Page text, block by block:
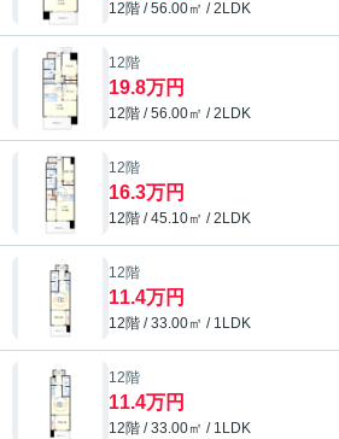
12階 / 56.00㎡ / 2LDK
12階
19.8万円
12階 / 56.00㎡ / 2LDK
12階
16.3万円
12階 / 45.10㎡ / 2LDK
12階
11.4万円
12階 / 33.00㎡ / 1LDK
12階
11.4万円
12階 / 33.00㎡ / 1LDK